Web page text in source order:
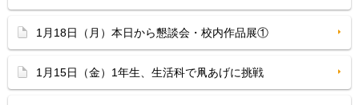
1月18日（月）本日から懇談会・校内作品展①
1月15日（金）1年生、生活科で凧あげに挑戦